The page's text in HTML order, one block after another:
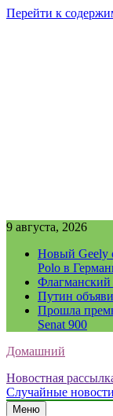
Перейти к
9 августа, 2026
Новый Geely
Polo в
Флагманский
Путин
Прошла
Senat 900
Домашний
Новостная
Случайные новости
Меню